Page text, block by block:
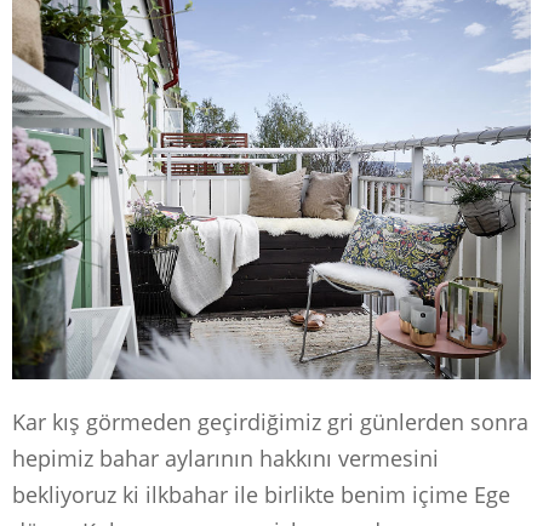
Kar kış görmeden geçirdiğimiz gri günlerden sonra
hepimiz bahar aylarının hakkını vermesini
bekliyoruz ki ilkbahar ile birlikte benim içime Ege